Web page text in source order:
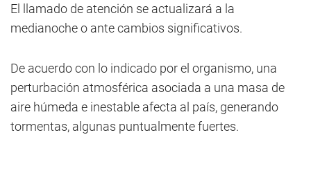
El llamado de atención se actualizará a la
medianoche o ante cambios significativos.
De acuerdo con lo indicado por el organismo, una
perturbación atmosférica asociada a una masa de
aire húmeda e inestable afecta al país, generando
tormentas, algunas puntualmente fuertes.